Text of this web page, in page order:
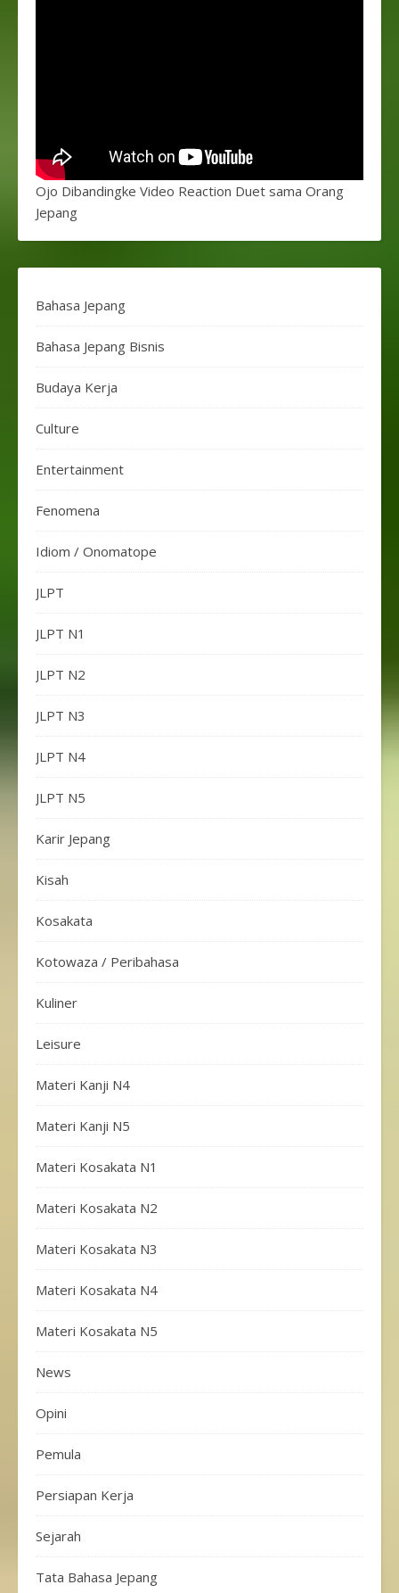
Ojo Dibandingke Video Reaction Duet sama Orang
Jepang
Bahasa Jepang
Bahasa Jepang Bisnis
Budaya Kerja
Culture
Entertainment
Fenomena
Idiom / Onomatope
JLPT
JLPT N1
JLPT N2
JLPT N3
JLPT N4
JLPT N5
Karir Jepang
Kisah
Kosakata
Kotowaza / Peribahasa
Kuliner
Leisure
Materi Kanji N4
Materi Kanji N5
Materi Kosakata N1
Materi Kosakata N2
Materi Kosakata N3
Materi Kosakata N4
Materi Kosakata N5
News
Opini
Pemula
Persiapan Kerja
Sejarah
Tata Bahasa Jepang